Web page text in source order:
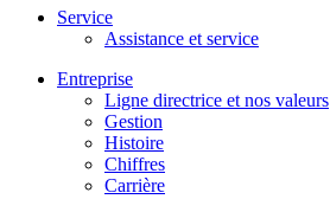
Service
Assistance et service
Entreprise
Ligne directrice et nos valeurs
Gestion
Histoire
Chiffres
Carrière